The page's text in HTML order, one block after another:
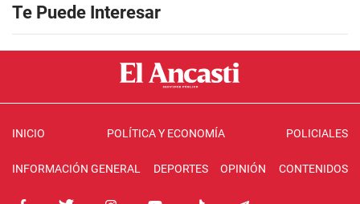
Te Puede Interesar
INICIO POLÍTICA Y ECONOMÍA POLICIALES
INFORMACIÓN GENERAL DEPORTES OPINIÓN CONTENIDOS